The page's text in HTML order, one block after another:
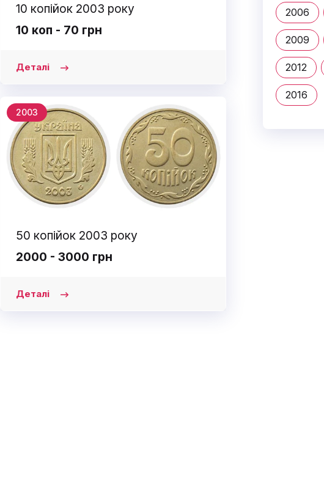
10 копійок 2003 року
10 коп - 70 грн
Деталі
2003
50 копійок 2003 року
2000 - 3000 грн
Деталі
2006
2009
2012
2016